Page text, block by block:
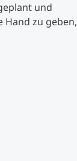
und
Hand zu geben,